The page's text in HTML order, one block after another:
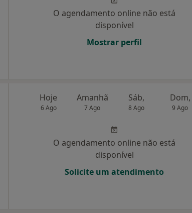
O agendamento online não está
disponível
Mostrar perfil
Hoje
6 Ago
Amanhã
7 Ago
Sáb,
8 Ago
Dom,
9 Ago
O agendamento online não está
disponível
Solicite um atendimento